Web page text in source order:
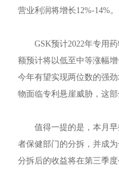
营业利润将增长12%-14%。
GSK预计2022年专用
额预计将以低至中等涨幅
今年有望实现两位数的强
物面临专利悬崖威胁，这
值得一提的是，本月
者保健部门的分拆，并成为
分拆后的收益将在第三季